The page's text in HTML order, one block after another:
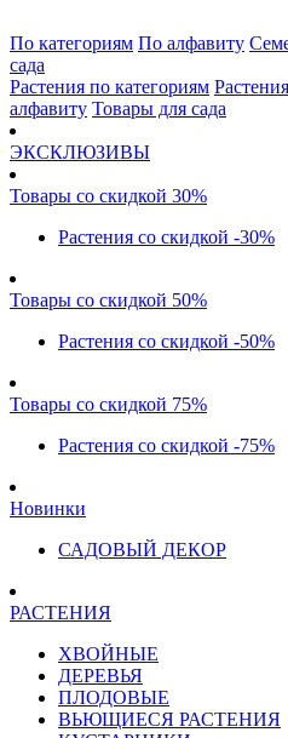
По категориям По алфавиту
сада
Растения по категориям
алфавиту Товары для сада
ЭКСКЛЮЗИВЫ
Товары со скидкой 30%
Растения со скидкой -30%
Товары со скидкой 50%
Растения со скидкой -50%
Товары со скидкой 75%
Растения со скидкой -75%
Новинки
САДОВЫЙ ДЕКОР
РАСТЕНИЯ
ХВОЙНЫЕ
ДЕРЕВЬЯ
ПЛОДОВЫЕ
ВЬЮЩИЕСЯ РАСТЕНИЯ